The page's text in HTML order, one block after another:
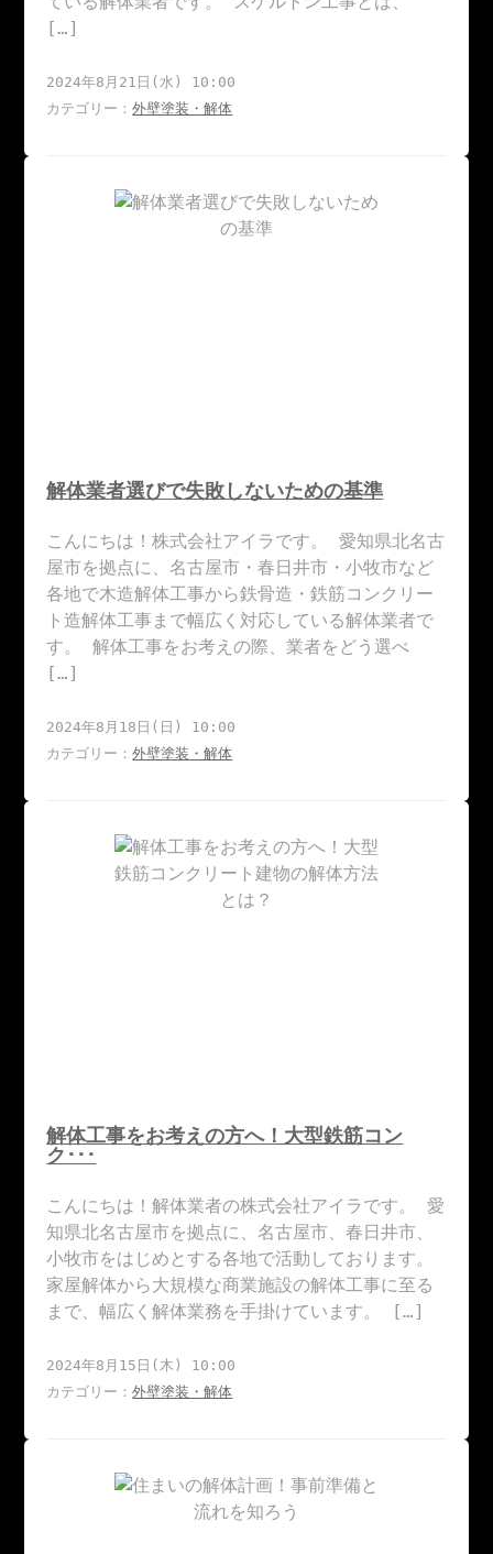
[…]
2024年8月21日(水) 10:00
カテゴリー：外壁塗装・解体
解体業者選びで失敗しないための基準
こんにちは！株式会社アイラです。 愛知県北名古
屋市を拠点に、名古屋市・春日井市・小牧市など
各地で木造解体工事から鉄骨造・鉄筋コンクリー
ト造解体工事まで幅広く対応している解体業者で
す。 解体工事をお考えの際、業者をどう選べ
[…]
2024年8月18日(日) 10:00
カテゴリー：外壁塗装・解体
解体工事をお考えの方へ！大型鉄筋コン
ク･･･
こんにちは！解体業者の株式会社アイラです。 愛
知県北名古屋市を拠点に、名古屋市、春日井市、
小牧市をはじめとする各地で活動しております。
家屋解体から大規模な商業施設の解体工事に至る
まで、幅広く解体業務を手掛けています。 […]
2024年8月15日(木) 10:00
カテゴリー：外壁塗装・解体